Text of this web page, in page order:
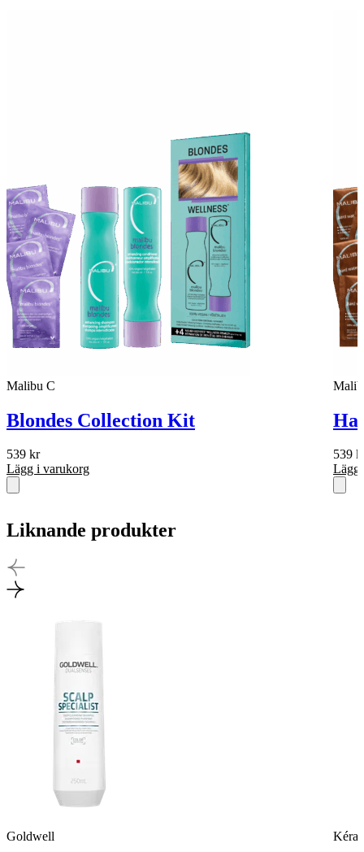
Malibu C
Blondes Collection Kit
539 kr
Lägg i varukorg
539
Lägg
Liknande produkter
Goldwell